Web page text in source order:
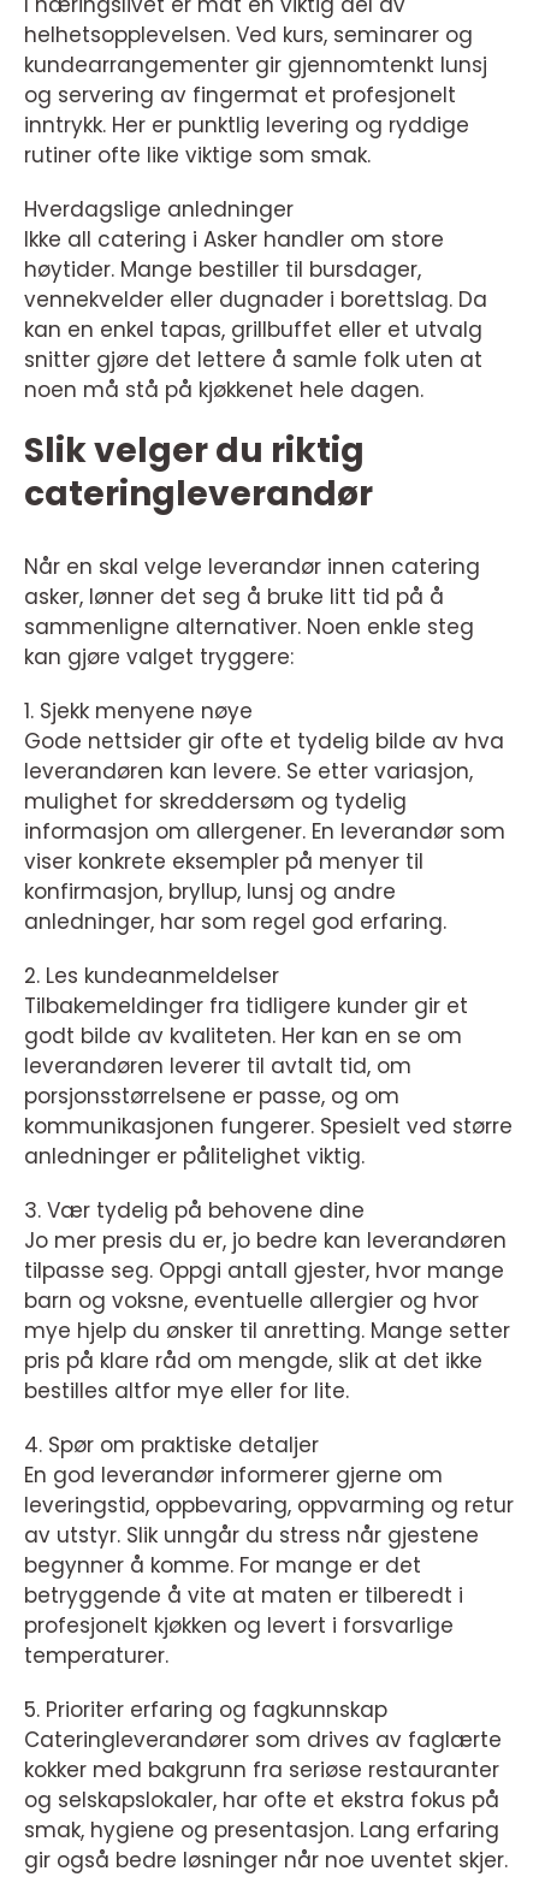
helhetsopplevelsen. Ved kurs, seminarer og
kundearrangementer gir gjennomtenkt lunsj
og servering av fingermat et profesjonelt
inntrykk. Her er punktlig levering og ryddige
rutiner ofte like viktige som smak.
Hverdagslige anledninger
Ikke all catering i Asker handler om store
høytider. Mange bestiller til bursdager,
vennekvelder eller dugnader i borettslag. Da
kan en enkel tapas, grillbuffet eller et utvalg
snitter gjøre det lettere å samle folk uten at
noen må stå på kjøkkenet hele dagen.
Slik velger du riktig
cateringleverandør
Når en skal velge leverandør innen catering
asker, lønner det seg å bruke litt tid på å
sammenligne alternativer. Noen enkle steg
kan gjøre valget tryggere:
1. Sjekk menyene nøye
Gode nettsider gir ofte et tydelig bilde av hva
leverandøren kan levere. Se etter variasjon,
mulighet for skreddersøm og tydelig
informasjon om allergener. En leverandør som
viser konkrete eksempler på menyer til
konfirmasjon, bryllup, lunsj og andre
anledninger, har som regel god erfaring.
2. Les kundeanmeldelser
Tilbakemeldinger fra tidligere kunder gir et
godt bilde av kvaliteten. Her kan en se om
leverandøren leverer til avtalt tid, om
porsjonsstørrelsene er passe, og om
kommunikasjonen fungerer. Spesielt ved større
anledninger er pålitelighet viktig.
3. Vær tydelig på behovene dine
Jo mer presis du er, jo bedre kan leverandøren
tilpasse seg. Oppgi antall gjester, hvor mange
barn og voksne, eventuelle allergier og hvor
mye hjelp du ønsker til anretting. Mange setter
pris på klare råd om mengde, slik at det ikke
bestilles altfor mye eller for lite.
4. Spør om praktiske detaljer
En god leverandør informerer gjerne om
leveringstid, oppbevaring, oppvarming og retur
av utstyr. Slik unngår du stress når gjestene
begynner å komme. For mange er det
betryggende å vite at maten er tilberedt i
profesjonelt kjøkken og levert i forsvarlige
temperaturer.
5. Prioriter erfaring og fagkunnskap
Cateringleverandører som drives av faglærte
kokker med bakgrunn fra seriøse restauranter
og selskapslokaler, har ofte et ekstra fokus på
smak, hygiene og presentasjon. Lang erfaring
gir også bedre løsninger når noe uventet skjer.